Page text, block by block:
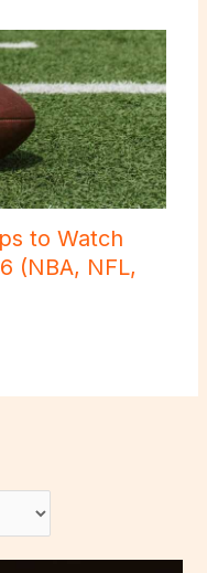
to Watch
(NBA, NFL,